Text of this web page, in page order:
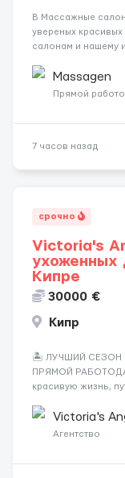
В Массажные
увереных
салонам и нашему
заработная плата
incall / Out...
Massagen
Прямой
7 часов назад
срочно
Victoria's
ухоженных
Кипре
30000 €
Кипр
🏝️ ЛУЧШИЙ СЕЗОН
ПРЯМОЙ
красивую жизнь,
Опытная команда с
клиентов (без ...
Victoria's
Агентство